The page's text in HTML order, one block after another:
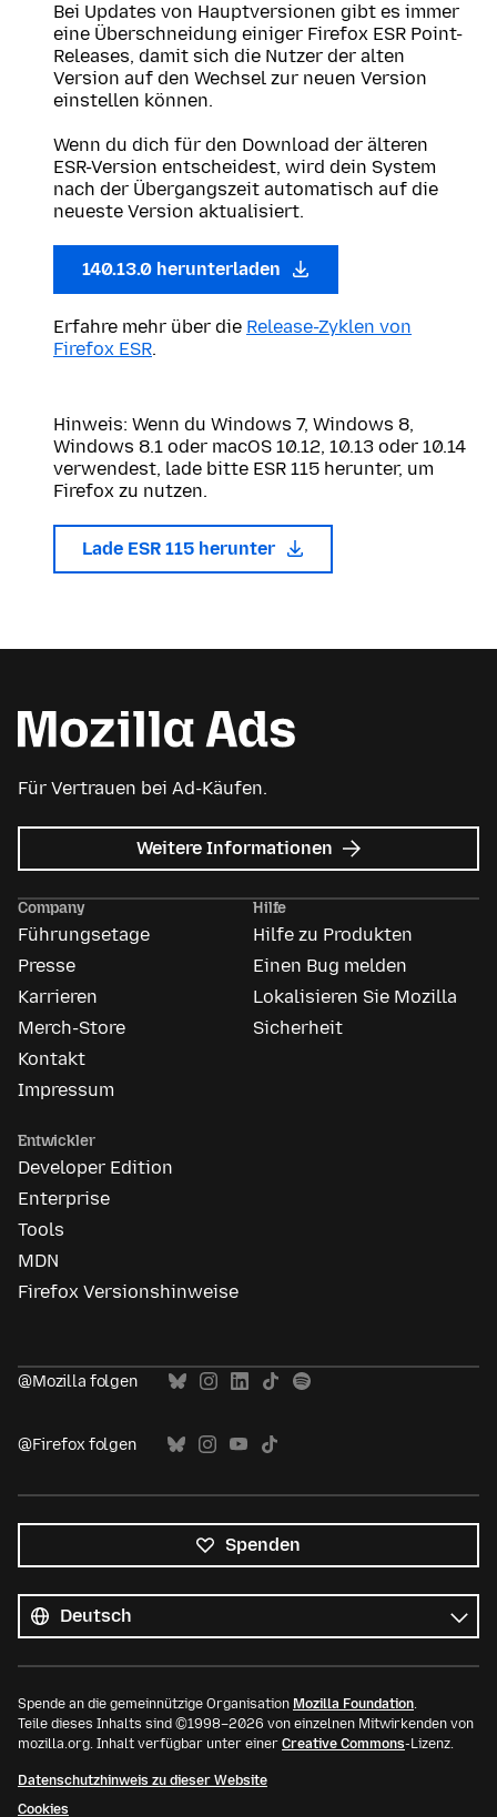
Bei Updates von Hauptversionen gibt es immer
eine Überschneidung einiger Firefox ESR Point-
Releases, damit sich die Nutzer der alten
Version auf den Wechsel zur neuen Version
einstellen können.
Wenn du dich für den Download der älteren
ESR-Version entscheidest, wird dein System
nach der Übergangszeit automatisch auf die
neueste Version aktualisiert.
140.13.0 herunterladen
Erfahre mehr über die Release-Zyklen von
Firefox ESR.
Hinweis: Wenn du Windows 7, Windows 8,
Windows 8.1 oder macOS 10.12, 10.13 oder 10.14
verwendest, lade bitte ESR 115 herunter, um
Firefox zu nutzen.
Lade ESR 115 herunter
Für Vertrauen bei Ad-Käufen.
Weitere Informationen zu
Mozilla
Company
Führungsetage
Presse
Karrieren
Merch-Store
Kontakt
Impressum
Hilfe
Hilfe zu Produkten
Einen Bug melden
Lokalisieren Sie Mozilla
Sicherheit
Entwickler
Developer Edition
Enterprise
Tools
MDN
Firefox Versionshinweise
@Mozilla folgen
@Firefox folgen
Spenden
Sprachen
Sprache
Spende an die gemeinnützige Organisation Mozilla Foundation.
Teile dieses Inhalts sind ©1998–2026 von einzelnen Mitwirkenden von
mozilla.org. Inhalt verfügbar unter einer Creative Commons-Lizenz.
Datenschutzhinweis zu dieser Website
Cookies